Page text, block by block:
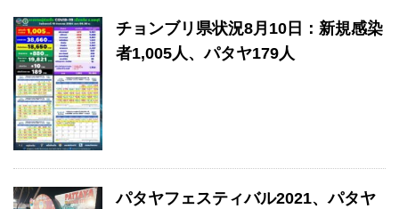
チョンブリ県状況8月10日：新規感染
者1,005人、パタヤ179人
パタヤフェスティバル2021、パタヤ